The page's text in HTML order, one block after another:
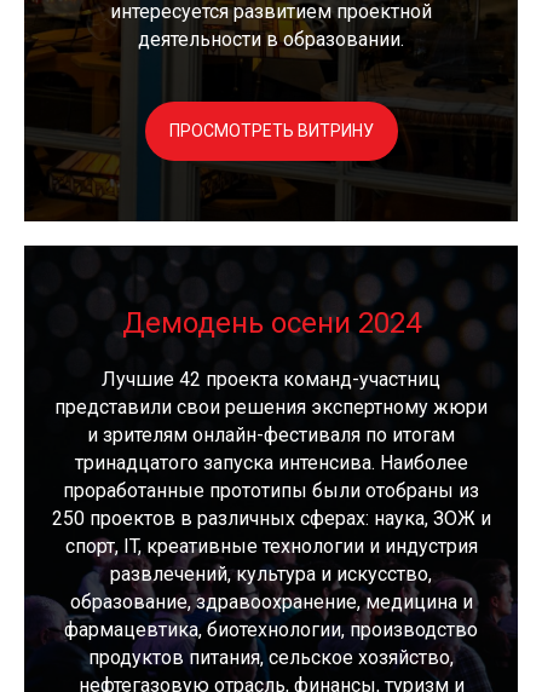
интересуется развитием проектной
деятельности в образовании.
ПРОСМОТРЕТЬ ВИТРИНУ
Демодень осени 2024
Лучшие 42 проекта команд-участниц
представили свои решения экспертному жюри
и зрителям онлайн-фестиваля по итогам
тринадцатого запуска интенсива. Наиболее
проработанные прототипы были отобраны из
250 проектов в различных сферах: наука, ЗОЖ и
спорт, IT, креативные технологии и индустрия
развлечений, культура и искусство,
образование, здравоохранение, медицина и
фармацевтика, биотехнологии, производство
продуктов питания, сельское хозяйство,
нефтегазовую отрасль, финансы, туризм и